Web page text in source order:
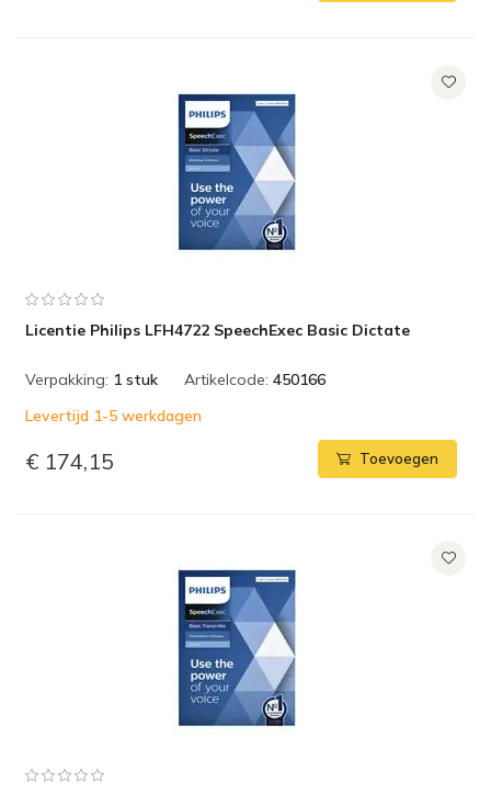
Licentie Philips LFH4722 SpeechExec Basic Dictate
Verpakking: 1 stuk Artikelcode: 450166
Levertijd 1-5 werkdagen
€ 174,15 Toevoegen